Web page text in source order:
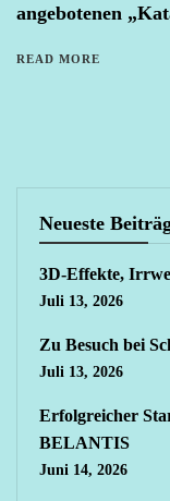
angebotenen
READ MORE
Neueste
3D-Effekte,
Juli 13, 2026
Zu Besuch bei
Juli 13, 2026
Erfolgreicher
BELANTIS
Juni 14, 2026